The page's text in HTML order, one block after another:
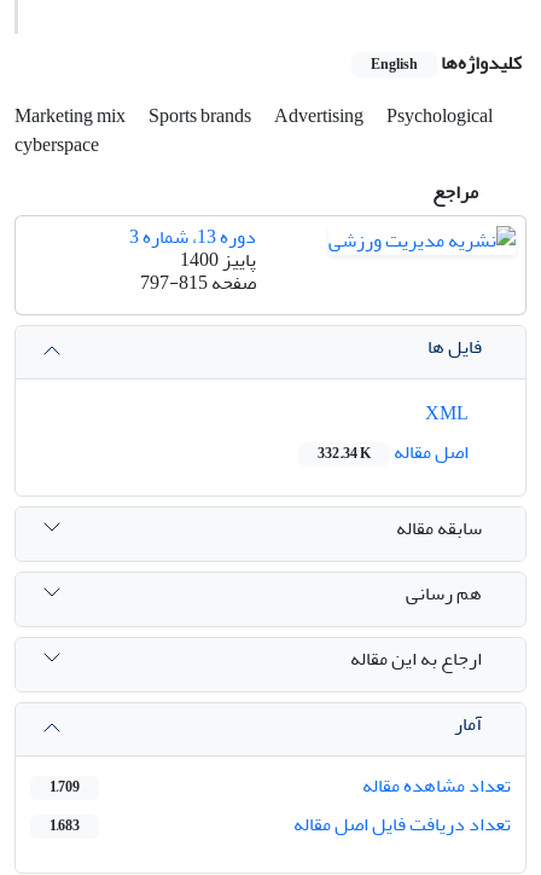
کلیدواژه‌ها English
Marketing mix Sports brands Advertising
Psychological
cyberspace
مراجع
دوره 13، شماره 3
پاییز 1400
صفحه797-815
فایل ها
اصل مقاله
332.34 K
سابقه مقاله
هم رسانی
ارجاع به این مقاله
آمار
تعداد مشاهده مقاله
1,709
تعداد دریافت فایل اصل مقاله 1,683